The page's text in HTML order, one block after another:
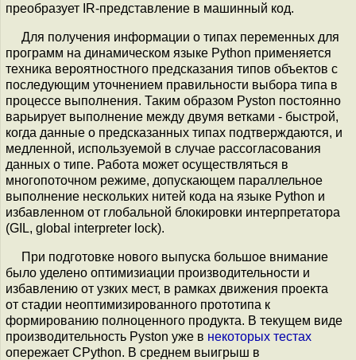
преобразует IR-представление в машинный код.
Для получения информации о типах переменных для
программ на динамическом языке Python применяется
техника вероятностного предсказания типов объектов с
последующим уточнением правильности выбора типа в
процессе выполнения. Таким образом Pyston постоянно
варьирует выполнение между двумя ветками - быстрой,
когда данные о предсказанных типах подтверждаются, и
медленной, используемой в случае рассогласования
данных о типе. Работа может осуществляться в
многопоточном режиме, допускающем параллельное
выполнение нескольких нитей кода на языке Python и
избавленном от глобальной блокировки интерпретатора
(GIL, global interpreter lock).
При подготовке нового выпуска большое внимание
было уделено оптимизиации производительности и
избавлению от узких мест, в рамках движения проекта
от стадии неоптимизированного прототипа к
формированию полноценного продукта. В текущем виде
производительность Pyston уже в некоторых тестах
опережает CPython. В среднем выигрыш в